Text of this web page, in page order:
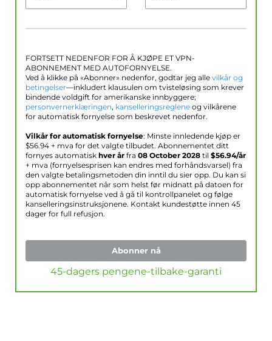
FORTSETT NEDENFOR FOR Å KJØPE ET VPN-
ABONNEMENT MED AUTOFORNYELSE.
Ved å klikke på «Abonner» nedenfor, godtar jeg alle vilkår og
betingelser—inkludert klausulen om tvisteløsing som krever
bindende voldgift for amerikanske innbyggere;
personvernerklæringen, kanselleringsreglene og vilkårene
for automatisk fornyelse som beskrevet nedenfor.
Vilkår for automatisk fornyelse: Minste innledende kjøp er
$56.94 + mva for det valgte tilbudet. Abonnementet ditt
fornyes automatisk hver år fra 08 October 2028 til $56.94/år
+ mva (fornyelsesprisen kan endres med forhåndsvarsel) fra
den valgte betalingsmetoden din inntil du sier opp. Du kan si
opp abonnementet når som helst før midnatt på datoen for
automatisk fornyelse ved å gå til kontrollpanelet og følge
kanselleringsinstruksjonene. Kontakt kundestøtte innen 45
dager for full refusjon.
Abonner nå
45-dagers pengene-tilbake-garanti